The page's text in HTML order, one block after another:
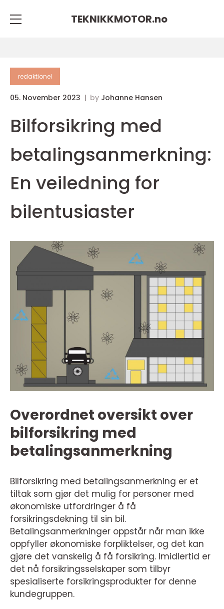
TEKNIKKMOTOR.no
redaktionel
05. November 2023 by Johanne Hansen
Bilforsikring med
betalingsanmerkning:
En veiledning for
bilentusiaster
Overordnet oversikt over
bilforsikring med
betalingsanmerkning
Bilforsikring med betalingsanmerkning er et
tiltak som gjør det mulig for personer med
økonomiske utfordringer å få
forsikringsdekning til sin bil.
Betalingsanmerkninger oppstår når man ikke
oppfyller økonomiske forpliktelser, og det kan
gjøre det vanskelig å få forsikring. Imidlertid er
det nå forsikringsselskaper som tilbyr
spesialiserte forsikringsprodukter for denne
kundegruppen.